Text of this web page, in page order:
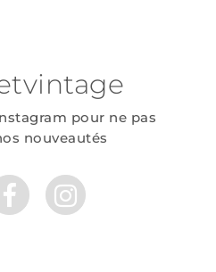
pour ne pas
nouveautés